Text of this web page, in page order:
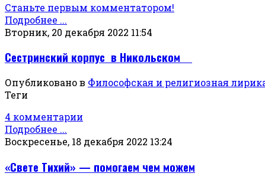
Станьте первым комментатором!
Подробнее ...
Вторник, 20 декабря 2022 11:54
Сестринский корпус в Никольском
Опубликовано в Философская и религиозная
Теги
4 комментарии
Подробнее ...
Воскресенье, 18 декабря 2022 13:24
«Свете Тихий» — помогаем чем можем